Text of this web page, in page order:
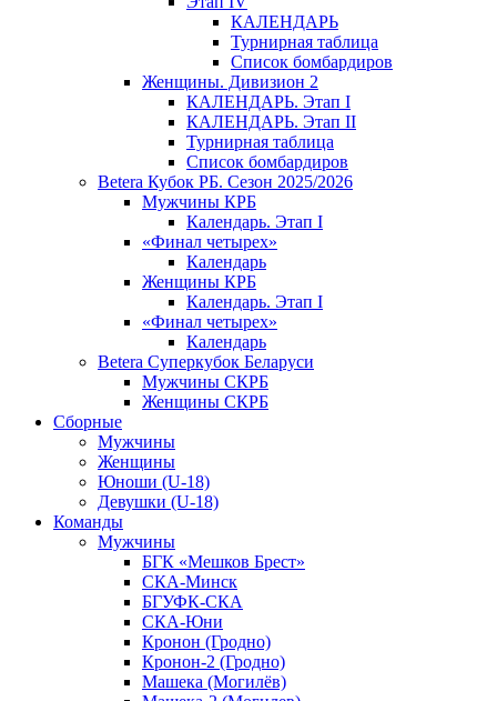
КАЛЕНДАРЬ
Турнирная таблица
Список бомбардиров
Женщины. Дивизион 2
КАЛЕНДАРЬ. Этап I
КАЛЕНДАРЬ. Этап II
Турнирная таблица
Список бомбардиров
Betera Кубок РБ. Сезон 2025/2026
Мужчины КРБ
Календарь. Этап I
«Финал четырех»
Календарь
Женщины КРБ
Календарь. Этап I
«Финал четырех»
Календарь
Betera Суперкубок Беларуси
Мужчины СКРБ
Женщины СКРБ
Сборные
Мужчины
Женщины
Юноши (U-18)
Девушки (U-18)
Команды
Мужчины
БГК «Мешков Брест»
СКА-Минск
БГУФК-СКА
СКА-Юни
Кронон (Гродно)
Кронон-2 (Гродно)
Машека (Могилёв)